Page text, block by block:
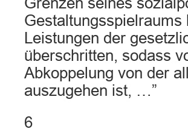
Gestaltungsspielraums
Leistungen der
überschritten, sodass
Abkoppelung von der
auszugehen ist, …”
6